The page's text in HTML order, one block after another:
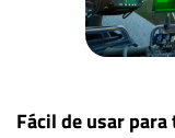
Fácil de usar